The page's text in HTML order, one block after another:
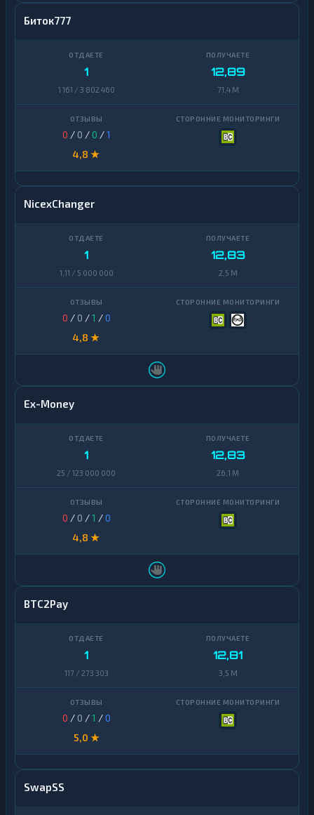
Биток777
1
1 161 / 3 802 460
12,89
71,4 M
0 / 0 /0 /1
4,8 ★
NicexChanger
1
1,11 / 5 000 000
12,83
2,5 M
0 / 0 /1 /0
4,8 ★
Ex-Money
1
25 / 123 000 000
12,83
26,1 M
0 / 0 /1 /0
4,8 ★
BTC2Pay
1
117 / 273 303
12,81
3,5 M
0 / 0 /1 /0
5,0 ★
SwapSS